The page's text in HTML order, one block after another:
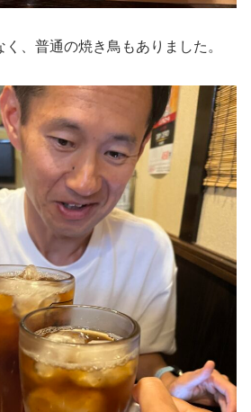
、普通の焼き鳥もありました。